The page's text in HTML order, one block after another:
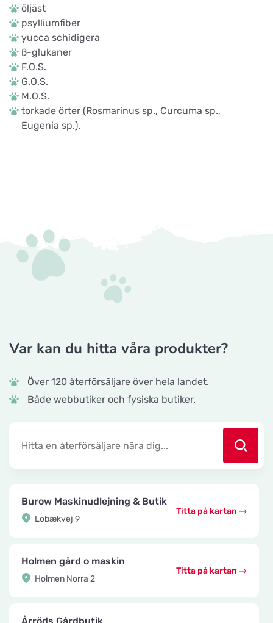
öljäst
psylliumfiber
yucca schidigera
ß-glukaner
F.O.S.
G.O.S.
M.O.S.
torkade örter (Rosmarinus sp., Curcuma sp.,
Eugenia sp.).
Var kan du hitta våra produkter?
Över 120 återförsäljare över hela landet.
Både webbutiker och fysiska butiker.
Burow Maskinudlejning & Butik
Lobækvej 9
Titta på kartan
Holmen gård o maskin
Holmen Norra 2
Titta på kartan